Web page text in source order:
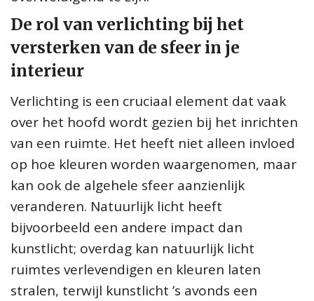
De rol van verlichting bij het
versterken van de sfeer in je
interieur
Verlichting is een cruciaal element dat vaak
over het hoofd wordt gezien bij het inrichten
van een ruimte. Het heeft niet alleen invloed
op hoe kleuren worden waargenomen, maar
kan ook de algehele sfeer aanzienlijk
veranderen. Natuurlijk licht heeft
bijvoorbeeld een andere impact dan
kunstlicht; overdag kan natuurlijk licht
ruimtes verlevendigen en kleuren laten
stralen, terwijl kunstlicht ’s avonds een